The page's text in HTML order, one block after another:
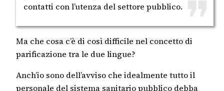
contatti con l’utenza del settore pubblico.
Ma che cosa c’è di così difficile nel concetto di
parificazione tra le due lingue?
Anch’io sono dell’avviso che idealmente tutto il
personale del sistema sanitario pubblico debba